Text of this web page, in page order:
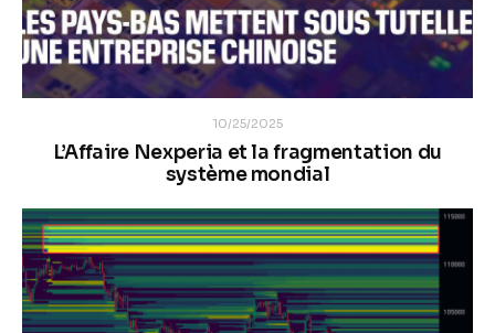
10/25/2025
L’Affaire Nexperia et la fragmentation du
système mondial